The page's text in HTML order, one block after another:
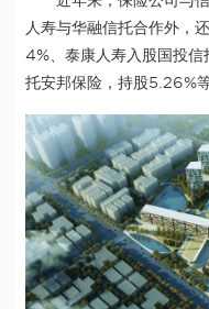
人寿与华融信托合作外，
4%、泰康人寿入股国投
托安邦保险，持股5.26%等